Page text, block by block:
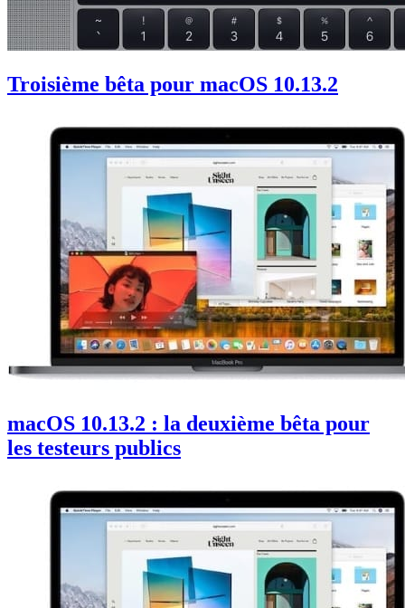
Troisième bêta pour macOS 10.13.2
macOS 10.13.2 : la deuxième bêta pour
les testeurs publics